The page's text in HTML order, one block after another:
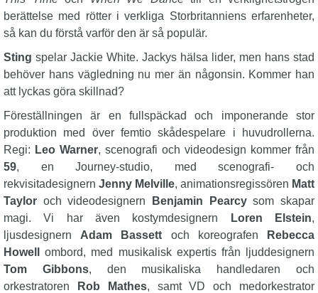
berättelse med rötter i verkliga Storbritanniens erfarenheter,
så kan du förstå varför den är så populär.
Sting spelar Jackie White. Jackys hälsa lider, men hans stad
behöver hans vägledning nu mer än någonsin. Kommer han
att lyckas göra skillnad?
Föreställningen är en fullspäckad och imponerande stor
produktion med över femtio skådespelare i huvudrollerna.
Regi: Leo Warner, scenografi och videodesign kommer från
59, en Journey-studio, med scenografi- och
rekvisitadesignern Jenny Melville, animationsregissören Matt
Taylor och videodesignern Benjamin Pearcysom skapar
magi. Vi har även kostymdesignern
Loren Elstein,
ljusdesignern Adam Bassett och koreografen
Rebecca
Howell
ombord, med musikalisk expertis från ljuddesignern
Tom Gibbons, den musikaliska handledaren och
orkestratoren
Rob Mathes, samt VD och medorkestrator